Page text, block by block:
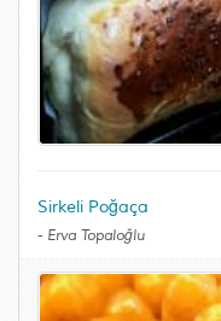
Sirkeli Poğaça
- Erva Topaloğlu